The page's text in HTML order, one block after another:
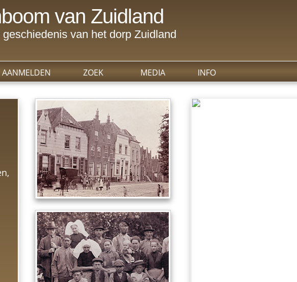
van Zuidland
van het dorp Zuidland
ZOEK MEDIA INFO
AANMELDEN